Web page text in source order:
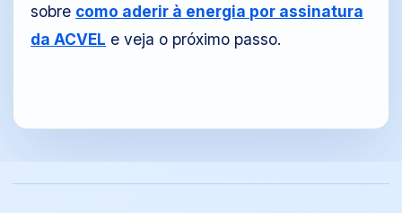
sobre como aderir à energia por assinatura
da ACVEL e veja o próximo passo.